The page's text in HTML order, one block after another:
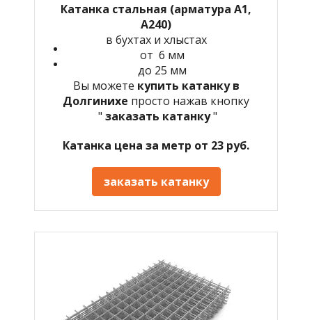
Катанка стальная (арматура А1,
А240)
в бухтах и хлыстах
от 6 мм
до 25 мм
Вы можете купить катанку в
Долгинихе просто нажав кнопку
" заказать катанку"
Катанка цена за метр от 23 руб.
заказать катанку